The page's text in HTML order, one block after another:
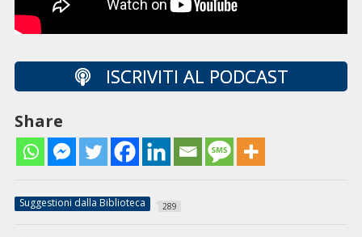
ISCRIVITI AL PODCAST
Share
Suggestioni dalla Biblioteca 289